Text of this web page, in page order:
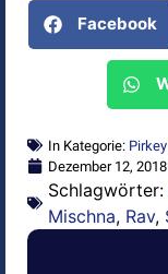
Facebook
In Kategorie:
Dezember 12,
Schlagwörter:
Mischna, Rav,